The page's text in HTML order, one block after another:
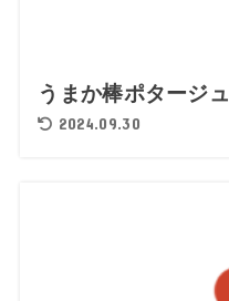
うまか棒ポタージュ
2024.09.30